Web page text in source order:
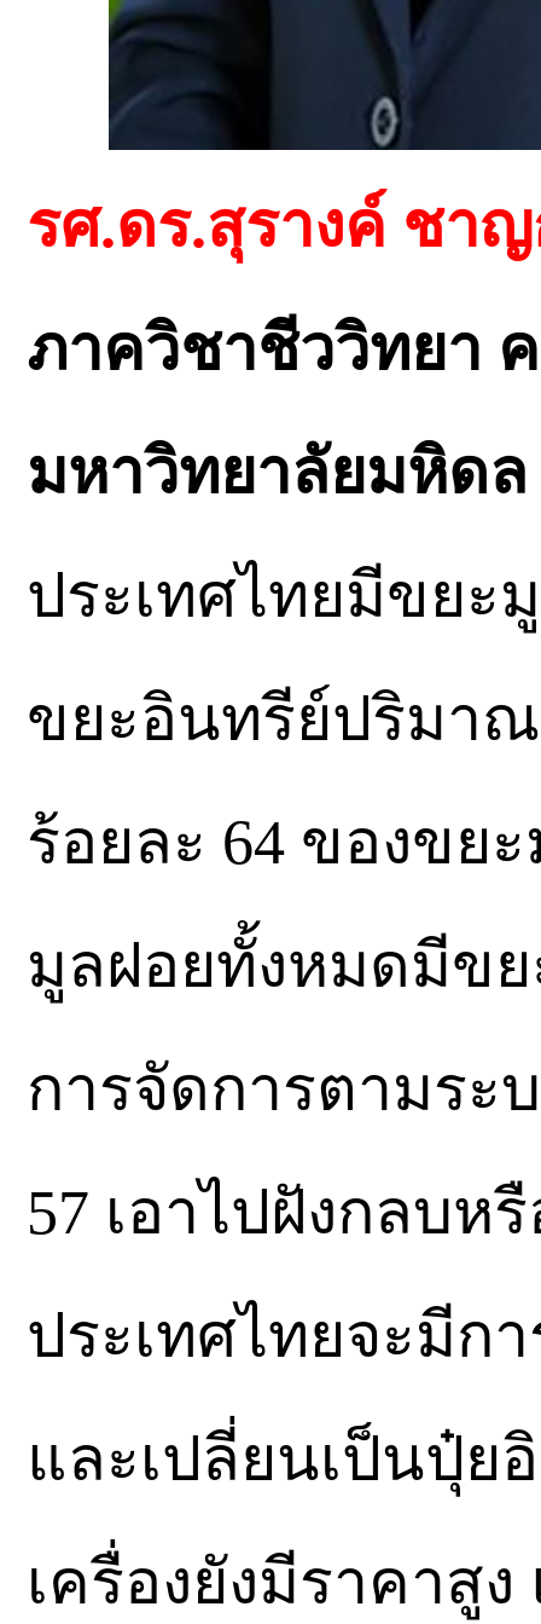
รศ.ดร.สุรางค์ ชา
ภาควิชาชีววิทยา
มหาวิทยาลัยมหิดล
ประเทศไทยมีขยะ
ขยะอินทรีย์ปริมา
ร้อยละ 64 ของขย
มูลฝอยทั้งหมดมีขย
การจัดการตามร
57 เอาไปฝังกลบ
ประเทศไทยจะมีก
และเปลี่ยนเป็นปุ๋ย
เครื่องยังมีราคาสู